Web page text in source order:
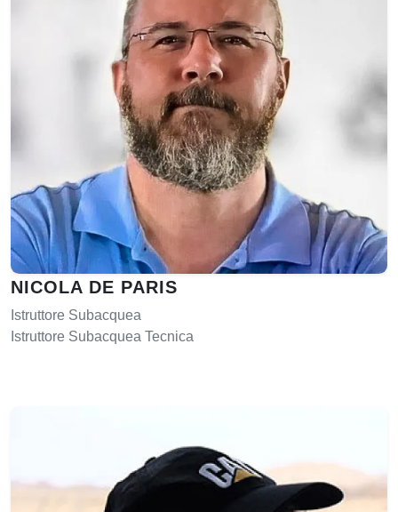
NICOLA DE PARIS
Istruttore Subacquea
Istruttore Subacquea Tecnica